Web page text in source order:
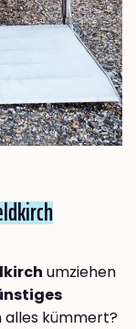
umziehen
alles kümmert?